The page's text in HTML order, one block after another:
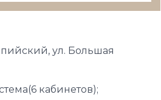
ул. Большая
кабинетов);